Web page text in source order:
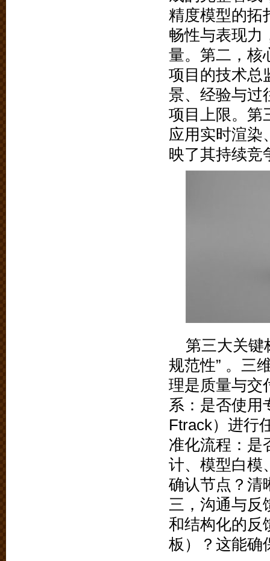
精度模型的拓
畅性与表现力
量。第二，核
项目的技术总
景、经验与过
项目上限。第
应用实时渲染
映了其持续竞
第三大关键
规范性” 。三
理是质量与交
系：是否使用
Ftrack）进行
准化流程：是
计、模型白模
确认节点？清
三，沟通与反
和结构化的反
板）？这能确